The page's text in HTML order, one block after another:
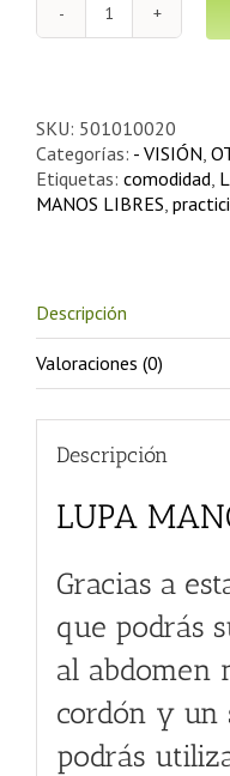
LUPA
SKU: 501010020
Categorías: - VISIÓN,
Etiquetas: comodidad,
MANOS LIBRES,
Descripción
Valoraciones (0)
Descripción
LUPA
Gracias a
que podrás
al abdomen
cordón y un
podrás